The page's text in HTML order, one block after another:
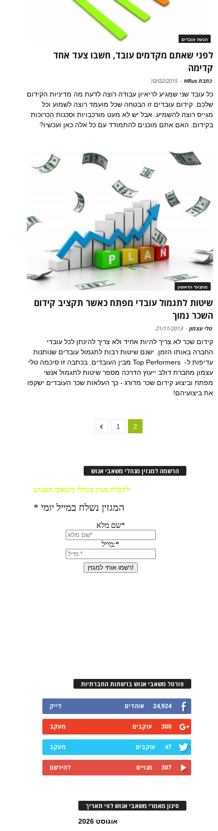
הנעת עובדים
לפני שאתם מקדמים עובד, חשבו צעד אחד
קדימה
כתבת HRus -
10/02/2015
כל עובד שני שמגיע לריאיון עבודה רוצה לדעת מה מדיניות הקידום
שלכם. קידום עובדים זו הבטחה שכל מועמד רוצה לשמוע וכל
מגייס רוצה להשמיע. אבל יש לא מעט מורכבויות וסכנות הכרוכות
בקידום. האם אתם מוכנים להתמודד עם כל אלה כאן ועכשיו?
מהצעד הראשון
שיטות לתגמול עובדי מפתח כאשר תקציב קידום
השכר נמוך
טלי עצמון -
21/11/2013
קידום שכר לא צריך להיות אחיד ולא צריך להינתן לכל עובדי
החברה באותו הזמן. ישנם שיטות רבות לתגמול עובדים שנותנות
עדיפות ל- Top Performers מבין העובדים. בכתבה זו סיכמה טלי
עצמון מחברת דולב ייעוץ הדרכה מספר שיטות לתגמול אנשי
מפתח וביצוע קידום שכר מדורג - כך העלאות שכר העובדים ישקפו
את ביצועיהם!
1 2
הרשמה למגזין מנהלי משאבי אנוש
פורטל משאבי אנוש ברשתות החברתיות
24,924 אוהדים לייק
300 עוקבים מעקב
47 עוקבים מעקב
307 מנויים להירשם
סינון מאמרי משאבי אנוש לפי תאריך
אוגוסט 2026